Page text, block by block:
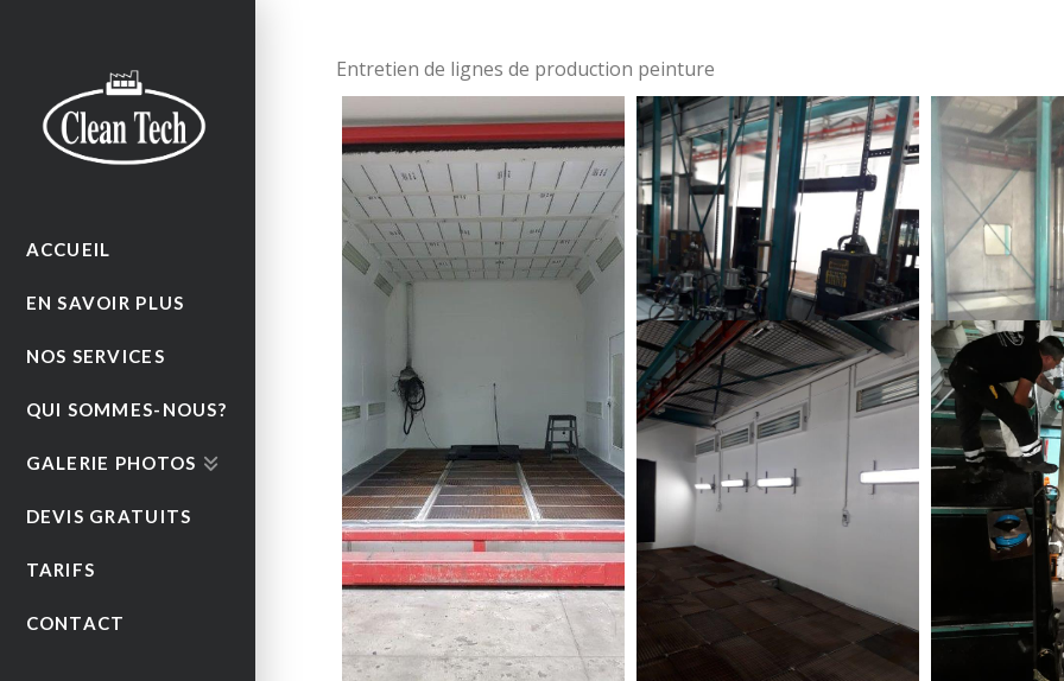
ACCUEIL
EN SAVOIR PLUS
NOS SERVICES
QUI SOMMES-NOUS?
GALERIE PHOTOS
DEVIS GRATUITS
TARIFS
CONTACT
Entretien de lignes de production peinture